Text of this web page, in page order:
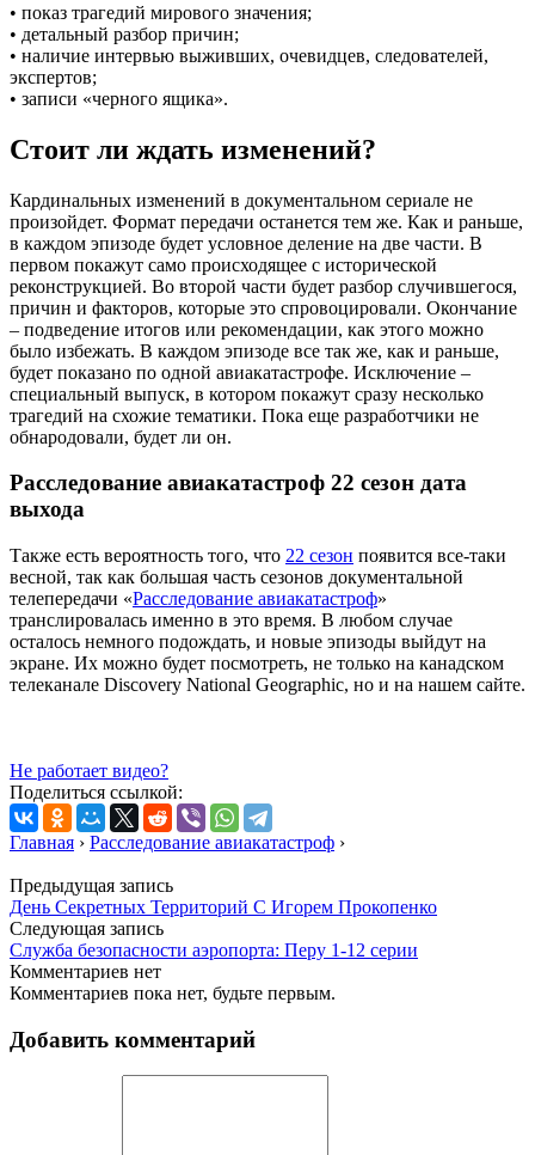
• показ трагедий мирового значения;
• детальный разбор причин;
• наличие интервью выживших, очевидцев, следователей,
экспертов;
• записи «черного ящика».
Стоит ли ждать изменений?
Кардинальных изменений в документальном сериале не
произойдет. Формат передачи останется тем же. Как и раньше,
в каждом эпизоде будет условное деление на две части. В
первом покажут само происходящее с исторической
реконструкцией. Во второй части будет разбор случившегося,
причин и факторов, которые это спровоцировали. Окончание
– подведение итогов или рекомендации, как этого можно
было избежать. В каждом эпизоде все так же, как и раньше,
будет показано по одной авиакатастрофе. Исключение –
специальный выпуск, в котором покажут сразу несколько
трагедий на схожие тематики. Пока еще разработчики не
обнародовали, будет ли он.
Расследование авиакатастроф 22 сезон дата
выхода
Также есть вероятность того, что 22 сезон появится все-таки
весной, так как большая часть сезонов документальной
телепередачи «Расследование авиакатастроф»
транслировалась именно в это время. В любом случае
осталось немного подождать, и новые эпизоды выйдут на
экране. Их можно будет посмотреть, не только на канадском
телеканале Discovery National Geographic, но и на нашем сайте.
Не работает видео?
Поделиться ссылкой:
Главная › Расследование авиакатастроф ›
Предыдущая запись
День Секретных Территорий С Игорем Прокопенко
Следующая запись
Служба безопасности аэропорта: Перу 1-12 серии
Комментариев нет
Комментариев пока нет, будьте первым.
Добавить комментарий